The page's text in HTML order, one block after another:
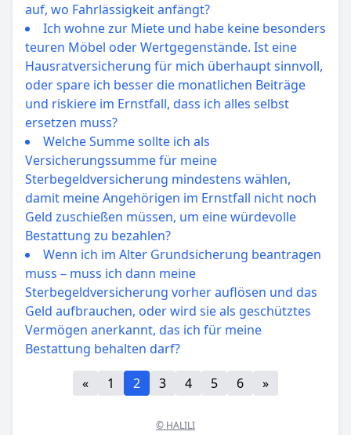
auf, wo Fahrlässigkeit anfängt?
Ich wohne zur Miete und habe keine besonders
teuren Möbel oder Wertgegenstände. Ist eine
Hausratversicherung für mich überhaupt sinnvoll,
oder spare ich besser die monatlichen Beiträge
und riskiere im Ernstfall, dass ich alles selbst
ersetzen muss?
Welche Summe sollte ich als
Versicherungssumme für meine
Sterbegeldversicherung mindestens wählen,
damit meine Angehörigen im Ernstfall nicht noch
Geld zuschießen müssen, um eine würdevolle
Bestattung zu bezahlen?
Wenn ich im Alter Grundsicherung beantragen
muss – muss ich dann meine
Sterbegeldversicherung vorher auflösen und das
Geld aufbrauchen, oder wird sie als geschütztes
Vermögen anerkannt, das ich für meine
Bestattung behalten darf?
«
1 2 3 4 5 6 »
© HALILI